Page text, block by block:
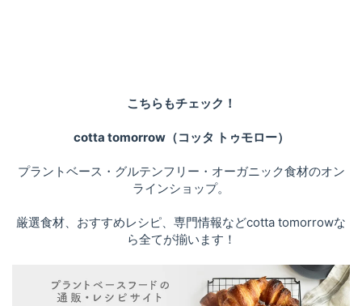
こちらもチェック！
cotta tomorrow（コッタ トゥモロー）
プラントベース・グルテンフリー・オーガニック食材のオン
ラインショップ。
厳選食材、おすすめレシピ、専門情報などcotta tomorrowな
ら全てが揃います！